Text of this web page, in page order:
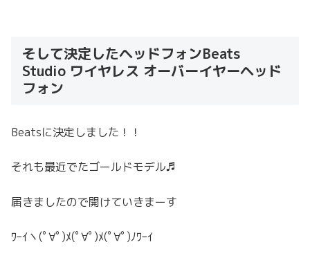
そして決定したヘッドフォンBeats
Studio ワイヤレス オーバーイヤーヘッド
フォン
Beatsに決定しました！！
それも最近でたゴールドモデル♬
届きましたので開けていきまーす
ﾜｰｲヽ(ﾟ∀ﾟ)ﾒ(ﾟ∀ﾟ)ﾒ(ﾟ∀ﾟ)ﾉﾜｰｲ